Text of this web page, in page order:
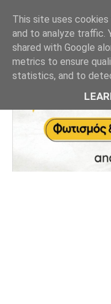
This site uses
and to analyze traffic.
shared with Google
metrics to ensure
statistics, and to